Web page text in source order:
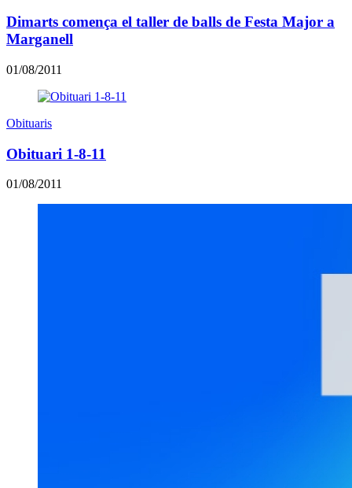
Dimarts comença el taller de balls de Festa Major a
Marganell
01/08/2011
Obituaris
Obituari 1-8-11
01/08/2011